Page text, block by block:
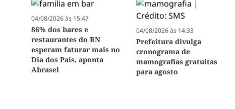
04/08/2026 às 15:47
86% dos bares e
restaurantes do RN
esperam faturar mais no
Dia dos Pais, aponta
Abrasel
04/08/2026 às 14:33
Prefeitura divulga
cronograma de
mamografias gratuitas
para agosto